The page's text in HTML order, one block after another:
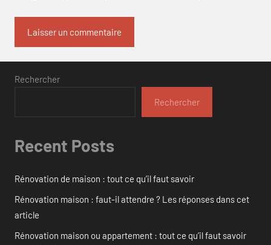
Rechercher
Rechercher
Recent Posts
Rénovation de maison : tout ce qu’il faut savoir
Rénovation maison : faut-il attendre ? Les réponses dans cet
article
Rénovation maison ou appartement : tout ce qu’il faut savoir